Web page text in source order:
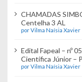
CHAMADAS
Centelha 3 AL
por Vilma Naísia Xavier
Edital Fapeal – nº
Científica Júnior –
por Vilma Naísia Xavier